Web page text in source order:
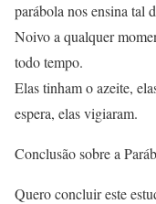
parábola nos ensina tal
Noivo a qualquer
todo tempo.
Elas tinham o azeite,
espera, elas vigiaram.
Conclusão sobre a
Quero concluir este